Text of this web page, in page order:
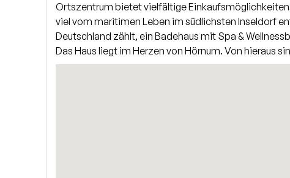
Ortszentrum bietet vielfältige Einkaufsmöglichkeiten
viel vom maritimen Leben im südlichsten Inseldorf
Deutschland zählt, ein Badehaus mit Spa &
Das Haus liegt im Herzen von Hörnum. Von hieraus